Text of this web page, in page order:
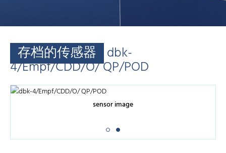
存档的传感器 dbk-
4/Empf/CDD/O/ QP/POD
sensor image